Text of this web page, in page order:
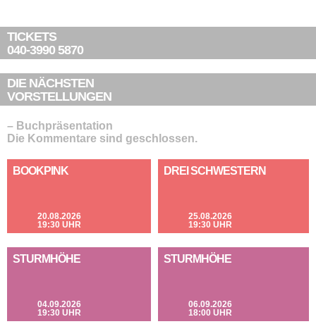
TICKETS
040-3990 5870
DIE NÄCHSTEN
VORSTELLUNGEN
– Buchpräsentation
Die Kommentare sind geschlossen.
BOOKPINK
20.08.2026
19:30 UHR
DREI SCHWESTERN
25.08.2026
19:30 UHR
STURMHÖHE
04.09.2026
19:30 UHR
STURMHÖHE
06.09.2026
18:00 UHR